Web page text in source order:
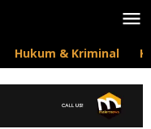
Hukum & Kriminal